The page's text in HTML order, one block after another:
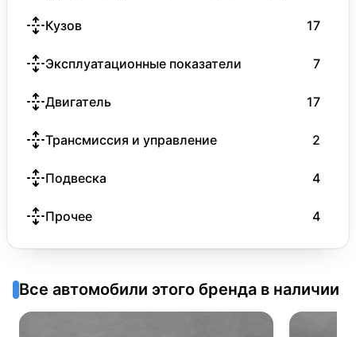
Кузов 17
Эксплуатационные показатели 7
Двигатель 17
Трансмиссия и управление 2
Подвеска 4
Прочее 4
Все автомобили этого бренда в наличии